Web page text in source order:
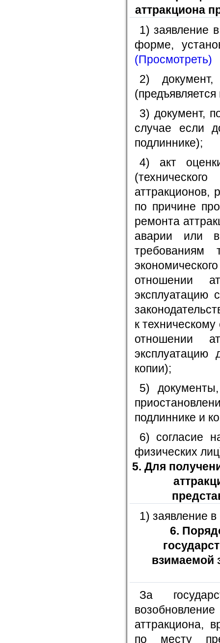
аттракциона
1) заявление
форме,
(Просмотреть)
2) документ,
3) документ,
случае если
подлиннике);
4) акт
аттракционов,
по причине
ремонта
аварии или
требованиям
отношении
эксплуатацию
к
отношении
копии);
5)
подлиннике и
6) согласие
физических
5. Для
1) заявление
6.
взимаемой
За
аттракциона,
по месту